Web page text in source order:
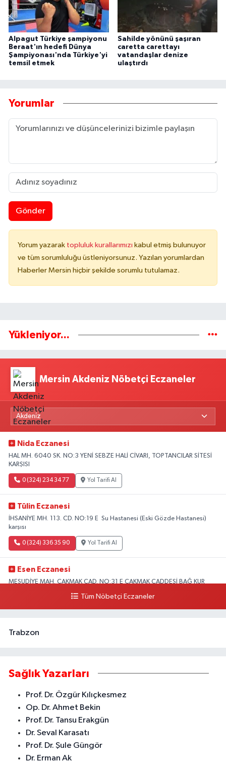
Alpagut Türkiye şampiyonu
Beraat'ın hedefi Dünya
Şampiyonası'nda Türkiye'yi
temsil etmek
Sahilde yönünü şaşıran
caretta carettayı
vatandaşlar denize
ulaştırdı
Yorumlar
Gönder
Yorum yazarak topluluk kurallarımızı kabul etmiş bulunuyor
ve tüm sorumluluğu üstleniyorsunuz. Yazılan yorumlardan
Haberler Mersin hiçbir şekilde sorumlu tutulamaz.
Yükleniyor...
Mersin Akdeniz Nöbetçi Eczaneler
Nida Eczanesi
HAL MH. 6040 SK. NO:3 YENİ SEBZE HALİ CİVARI, TOPTANCILAR SİTESİ
KARŞISI
0 (324) 234 34 77 Yol Tarifi Al
Tülin Eczanesi
İHSANİYE MH. 113. CD. NO:19 E Su Hastanesi (Eski Gözde Hastanesi)
karşısı
0 (324) 336 35 90 Yol Tarifi Al
Esen Eczanesi
MESUDİYE MAH. ÇAKMAK CAD. NO:31 E ÇAKMAK CADDESİ BAĞ KUR
Tüm Nöbetçi Eczaneler
Trabzon
Sağlık Yazarları
Prof. Dr. Özgür Kılıçkesmez
Op. Dr. Ahmet Bekin
Prof. Dr. Tansu Erakgün
Dr. Seval Karasatı
Prof. Dr. Şule Güngör
Dr. Erman Ak